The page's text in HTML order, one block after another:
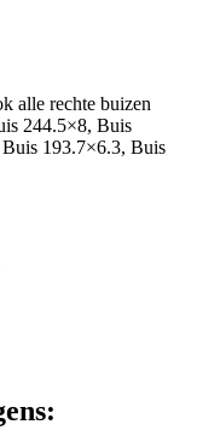
alle rechte buizen
244.5×8, Buis
193.7×6.3, Buis